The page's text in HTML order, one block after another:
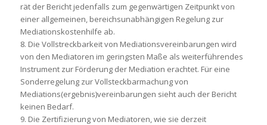
rät der Bericht jedenfalls zum gegenwärtigen Zeitpunkt von
einer allgemeinen, bereichsunabhängigen Regelung zur
Mediationskostenhilfe ab.
8. Die Vollstreckbarkeit von Mediationsvereinbarungen wird
von den Mediatoren im geringsten Maße als weiterführendes
Instrument zur Förderung der Mediation erachtet. Für eine
Sonderregelung zur Vollsteckbarmachung von
Mediations(ergebnis)vereinbarungen sieht auch der Bericht
keinen Bedarf.
9. Die Zertifizierung von Mediatoren, wie sie derzeit